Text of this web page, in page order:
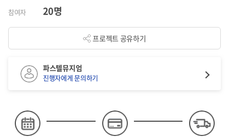
참여자 20명
프로젝트 공유하기
파스텔뮤지엄
진행자에게 문의하기